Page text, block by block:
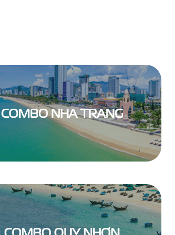
COMBO NHA TRANG
COMBO QUY NHƠN